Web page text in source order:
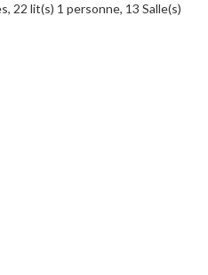
22 lit(s) 1 personne, 13 Salle(s)